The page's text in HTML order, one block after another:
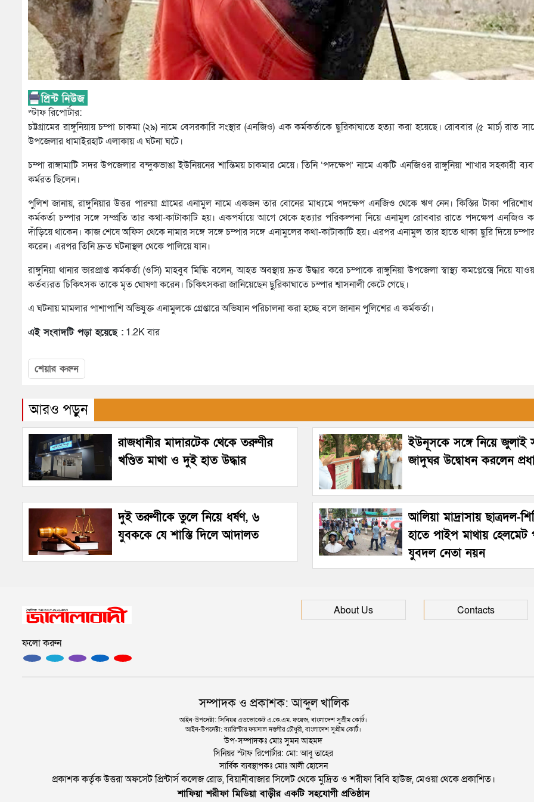
স্টাফ রিপোর্টার:
চট্টগ্রামের রাঙ্গুনিয়ায় চম্পা চাকমা (২৯) নামে বেসরকারি সংস্থার (এনজিও) এক কর্মকর্তাকে ছুরিকাঘাতে হত্যা করা হয়েছে। রোববার (৫ মার্চ) রাত
উপজেলার ধামাইরহাট এলাকায় এ ঘটনা ঘটে।
চম্পা রাঙ্গামাটি সদর উপজেলার বন্দুকভাঙা ইউনিয়নের শান্তিময় চাকমার মেয়ে। তিনি ‌‘পদক্ষেপ’ নামে একটি এনজিওর রাঙ্গুনিয়া শাখার সহকারী
কর্মরত ছিলেন।
পুলিশ জানায়, রাঙ্গুনিয়ার উত্তর পারুয়া গ্রামের এনামুল নামে একজন তার বোনের মাধ্যমে পদক্ষেপ এনজিও থেকে ঋণ নেন। কিস্তির টাকা
কর্মকর্তা চম্পার সঙ্গে সম্প্রতি তার কথা-কাটাকাটি হয়। একপর্যায়ে আগে থেকে হত্যার পরিকল্পনা নিয়ে এনামুল রোববার রাতে পদক্ষেপ এনজিও
দাঁড়িয়ে থাকেন। কাজ শেষে অফিস থেকে নামার সঙ্গে সঙ্গে চম্পার সঙ্গে এনামুলের কথা-কাটাকাটি হয়। এরপর এনামুল তার হাতে থাকা ছুরি দিয়ে
করেন। এরপর তিনি দ্রুত ঘটনাস্থল থেকে পালিয়ে যান।
রাঙ্গুনিয়া থানার ভারপ্রাপ্ত কর্মকর্তা (ওসি) মাহবুব মিল্কি বলেন, আহত অবস্থায় দ্রুত উদ্ধার করে চম্পাকে রাঙ্গুনিয়া উপজেলা স্বাস্থ্য কমপ্লেক্সে নিয়ে
কর্তব্যরত চিকিৎসক তাকে মৃত ঘোষণা করেন। চিকিৎসকরা জানিয়েছেন ছুরিকাঘাতে চম্পার শ্বাসনালী কেটে গেছে।
এ ঘটনায় মামলার পাশাপাশি অভিযুক্ত এনামুলকে গ্রেপ্তারে অভিযান পরিচালনা করা হচ্ছে বলে জানান পুলিশের এ কর্মকর্তা।
এই সংবাদটি পড়া হয়েছে : 1.2K বার
শেয়ার করুন
আরও পড়ুন
রাজধানীর মাদারটেক থেকে তরুণীর
খণ্ডিত মাথা ও দুই হাত উদ্ধার
ইউনূসকে সঙ্গে নিয়ে জুলাই
জাদুঘর উদ্বোধন করলেন
দুই তরুণীকে তুলে নিয়ে ধর্ষণ, ৬
যুবককে যে শাস্তি দিলে আদালত
আলিয়া মাদ্রাসায় ছাত্রদল-
হাতে পাইপ মাথায় হেলমেট
যুবদল নেতা নয়ন
ফলো করুন
About Us Contacts
সম্পাদক ও প্রকাশক: আব্দুল খালিক
আইন-উপদেষ্টা: সিনিয়র এডভোকেট এ.কে.এম. ফয়েজ, বাংলাদেশ সুপ্রীম কোর্ট।
আইন-উপদেষ্টা: ব্যারিস্টার ফয়সাল দস্তগীর চৌধুরী, বাংলাদেশ সুপ্রীম কোর্ট।
উপ-সম্পাদকঃ মোঃ সুমন আহমদ
সিনিয়র স্টাফ রিপোর্টার: মো: আবু তাহের
সার্বিক ব্যবস্থাপকঃ মোঃ আলী হোসেন
প্রকাশক কর্তৃক উত্তরা অফসেট প্রিন্টার্স কলেজ রোড, বিয়ানীবাজার সিলেট থেকে মুদ্রিত ও শরীফা বিবি হাউজ, মেওয়া থেকে প্রকাশিত।
শাফিয়া শরীফা মিডিয়া বাড়ীর একটি সহযোগী প্রতিষ্ঠান